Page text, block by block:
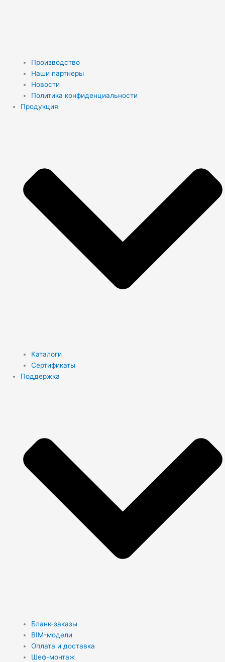
Производство
Наши партнеры
Новости
Политика конфиденциальности
Продукция
Каталоги
Сертификаты
Поддержка
Бланк-заказы
BIM-модели
Оплата и доставка
Шеф-монтаж